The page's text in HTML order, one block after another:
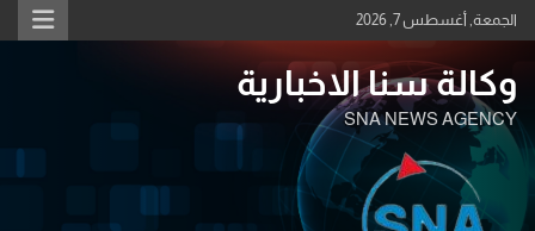
Skip
to
الجمعة, أغسطس 7, 2026
وكالة سنا الاخبارية
SNA NEWS AGENCY